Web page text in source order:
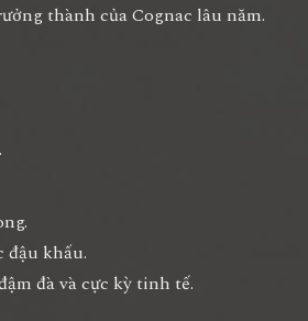
thành của Cognac lâu năm.
đậu khấu.
đà và cực kỳ tinh tế.